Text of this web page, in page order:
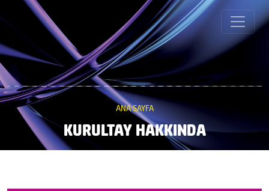
ANA SAYFA
KURULTAY HAKKINDA